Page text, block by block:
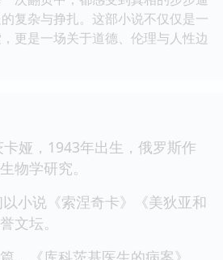
复杂与挣扎。这部小说不仅仅是一
更是一场关于道德、伦理与人性边
卡娅，1943年出生，俄罗斯作
物学研究。
小说《索涅奇卡》《美狄亚和
文坛。